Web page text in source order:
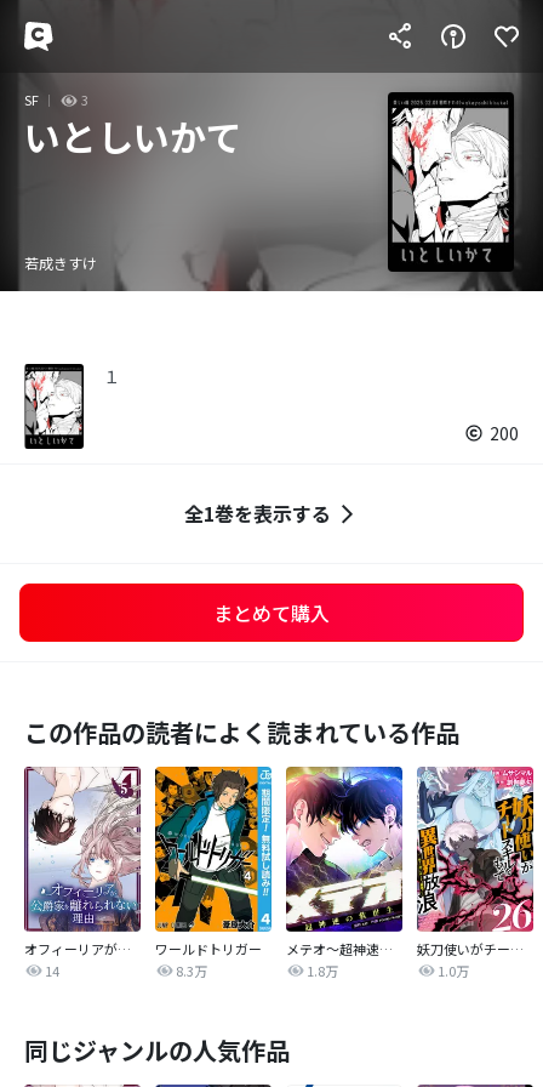
SF 3
いとしいかて
若成きすけ
１
200
全1巻を表示する
まとめて購入
この作品の読者によく読まれている作品
オフィーリアが公爵家を離れられない理由【単行本版】
14
ワールドトリガー
8.3万
メテオ～超神速の救世主～【タテヨミ】
1.8万
妖刀使いがチートスキルをもって異世界放浪 ～生まれ持ったチートは最強！！～
1.0万
同じジャンルの人気作品